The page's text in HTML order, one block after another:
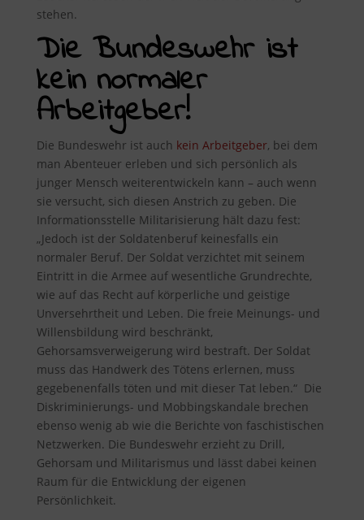
stehen.
Die Bundeswehr ist
kein normaler
Arbeitgeber!
Die Bundeswehr ist auch kein Arbeitgeber, bei dem
man Abenteuer erleben und sich persönlich als
junger Mensch weiterentwickeln kann – auch wenn
sie versucht, sich diesen Anstrich zu geben. Die
Informationsstelle Militarisierung hält dazu fest:
„Jedoch ist der Soldatenberuf keinesfalls ein
normaler Beruf. Der Soldat verzichtet mit seinem
Eintritt in die Armee auf wesentliche Grundrechte,
wie auf das Recht auf körperliche und geistige
Unversehrtheit und Leben. Die freie Meinungs- und
Willensbildung wird beschränkt,
Gehorsamsverweigerung wird bestraft. Der Soldat
muss das Handwerk des Tötens erlernen, muss
gegebenenfalls töten und mit dieser Tat leben.“ Die
Diskriminierungs- und Mobbingskandale brechen
ebenso wenig ab wie die Berichte von faschistischen
Netzwerken. Die Bundeswehr erzieht zu Drill,
Gehorsam und Militarismus und lässt dabei keinen
Raum für die Entwicklung der eigenen
Persönlichkeit.